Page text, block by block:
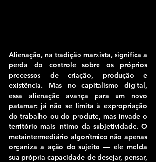
Alienação, na tradição marxista, significa a
perda do controle sobre os próprios
processos de criação, produção e
existência. Mas no capitalismo digital,
essa alienação avança para um novo
patamar: já não se limita à expropriação
do trabalho ou do produto, mas invade o
território mais íntimo da subjetividade. O
metaintermediário algorítmico não apenas
organiza a ação do sujeito — ele molda
sua própria capacidade de desejar, pensar,